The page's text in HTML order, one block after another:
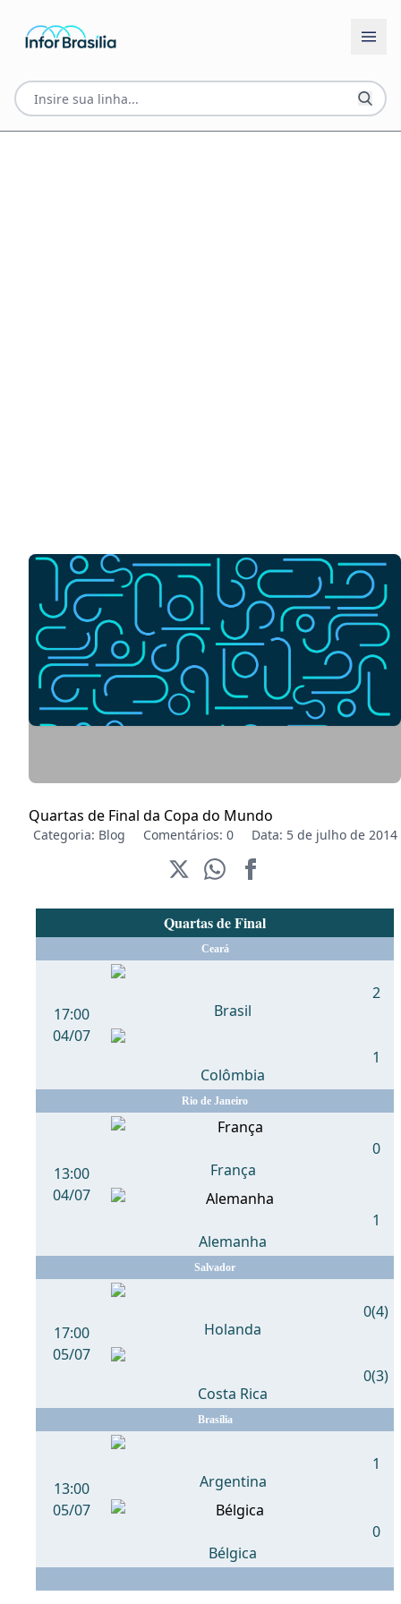
Quartas de Final da Copa do Mundo
Categoria: Blog Comentários: 0 Data: 5 de julho de 2014
Quartas de Final
Ceará
17:00
04/07
Brasil
2
Colômbia
1
Rio de Janeiro
13:00
04/07
França
0
Alemanha
1
Salvador
17:00
05/07
Holanda
0(4)
Costa Rica
0(3)
Brasília
13:00
05/07
Argentina
1
Bélgica
0